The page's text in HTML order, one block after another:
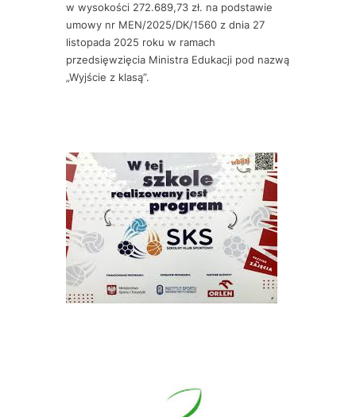
w wysokości 272.689,73 zł. na podstawie
umowy nr MEN/2025/DK/1560 z dnia 27
listopada 2025 roku w ramach
przedsięwzięcia Ministra Edukacji pod nazwą
„Wyjście z klasą”.